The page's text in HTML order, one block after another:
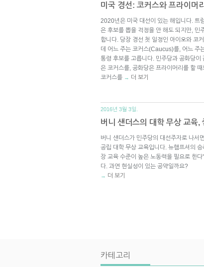
미국 경선: 코커스와 프라이머
2020년은 미국 대선이 있는 해입니다. 트
은 후보를 뽑을 걱정을 안 해도 되지만, 민
합니다. 당장 경선 첫 일정인 아이오와 코
데 어느 주는 코커스(Caucus)를, 어느 주
통령 후보를 고릅니다. 민주당과 공화당
은 코커스를, 공화당은 프라이머리를 할
코커스를 → 더 보기
2016년 3월 3일.
버니 샌더스의 대학 무상 교육,
버니 샌더스가 민주당의 대선주자로 나서
공립 대학 무상 교육입니다. 뉴햄프셔의
장 교육 수준이 높은 노동력을 필요로 한
다. 과연 현실성이 있는 공약일까요?
→ 더 보기
카테고리